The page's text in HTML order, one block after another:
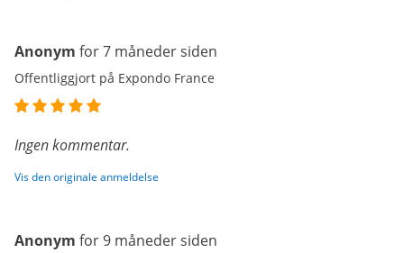
Anonym for 7 måneder siden
Offentliggjort på Expondo France
Ingen kommentar.
Vis den originale anmeldelse
Anonym for 9 måneder siden